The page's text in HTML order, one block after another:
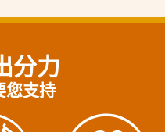
分力
您支持